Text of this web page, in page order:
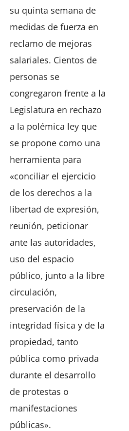
su quinta semana de
medidas de fuerza en
reclamo de mejoras
salariales. Cientos de
personas se
congregaron frente a la
Legislatura en rechazo
a la polémica ley que
se propone como una
herramienta para
«conciliar el ejercicio
de los derechos a la
libertad de expresión,
reunión, peticionar
ante las autoridades,
uso del espacio
público, junto a la libre
circulación,
preservación de la
integridad física y de la
propiedad, tanto
pública como privada
durante el desarrollo
de protestas o
manifestaciones
públicas».